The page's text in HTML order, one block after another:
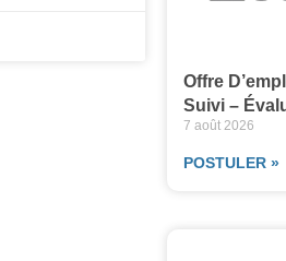
Offre
Suivi –
7 août 2026
POSTULER »